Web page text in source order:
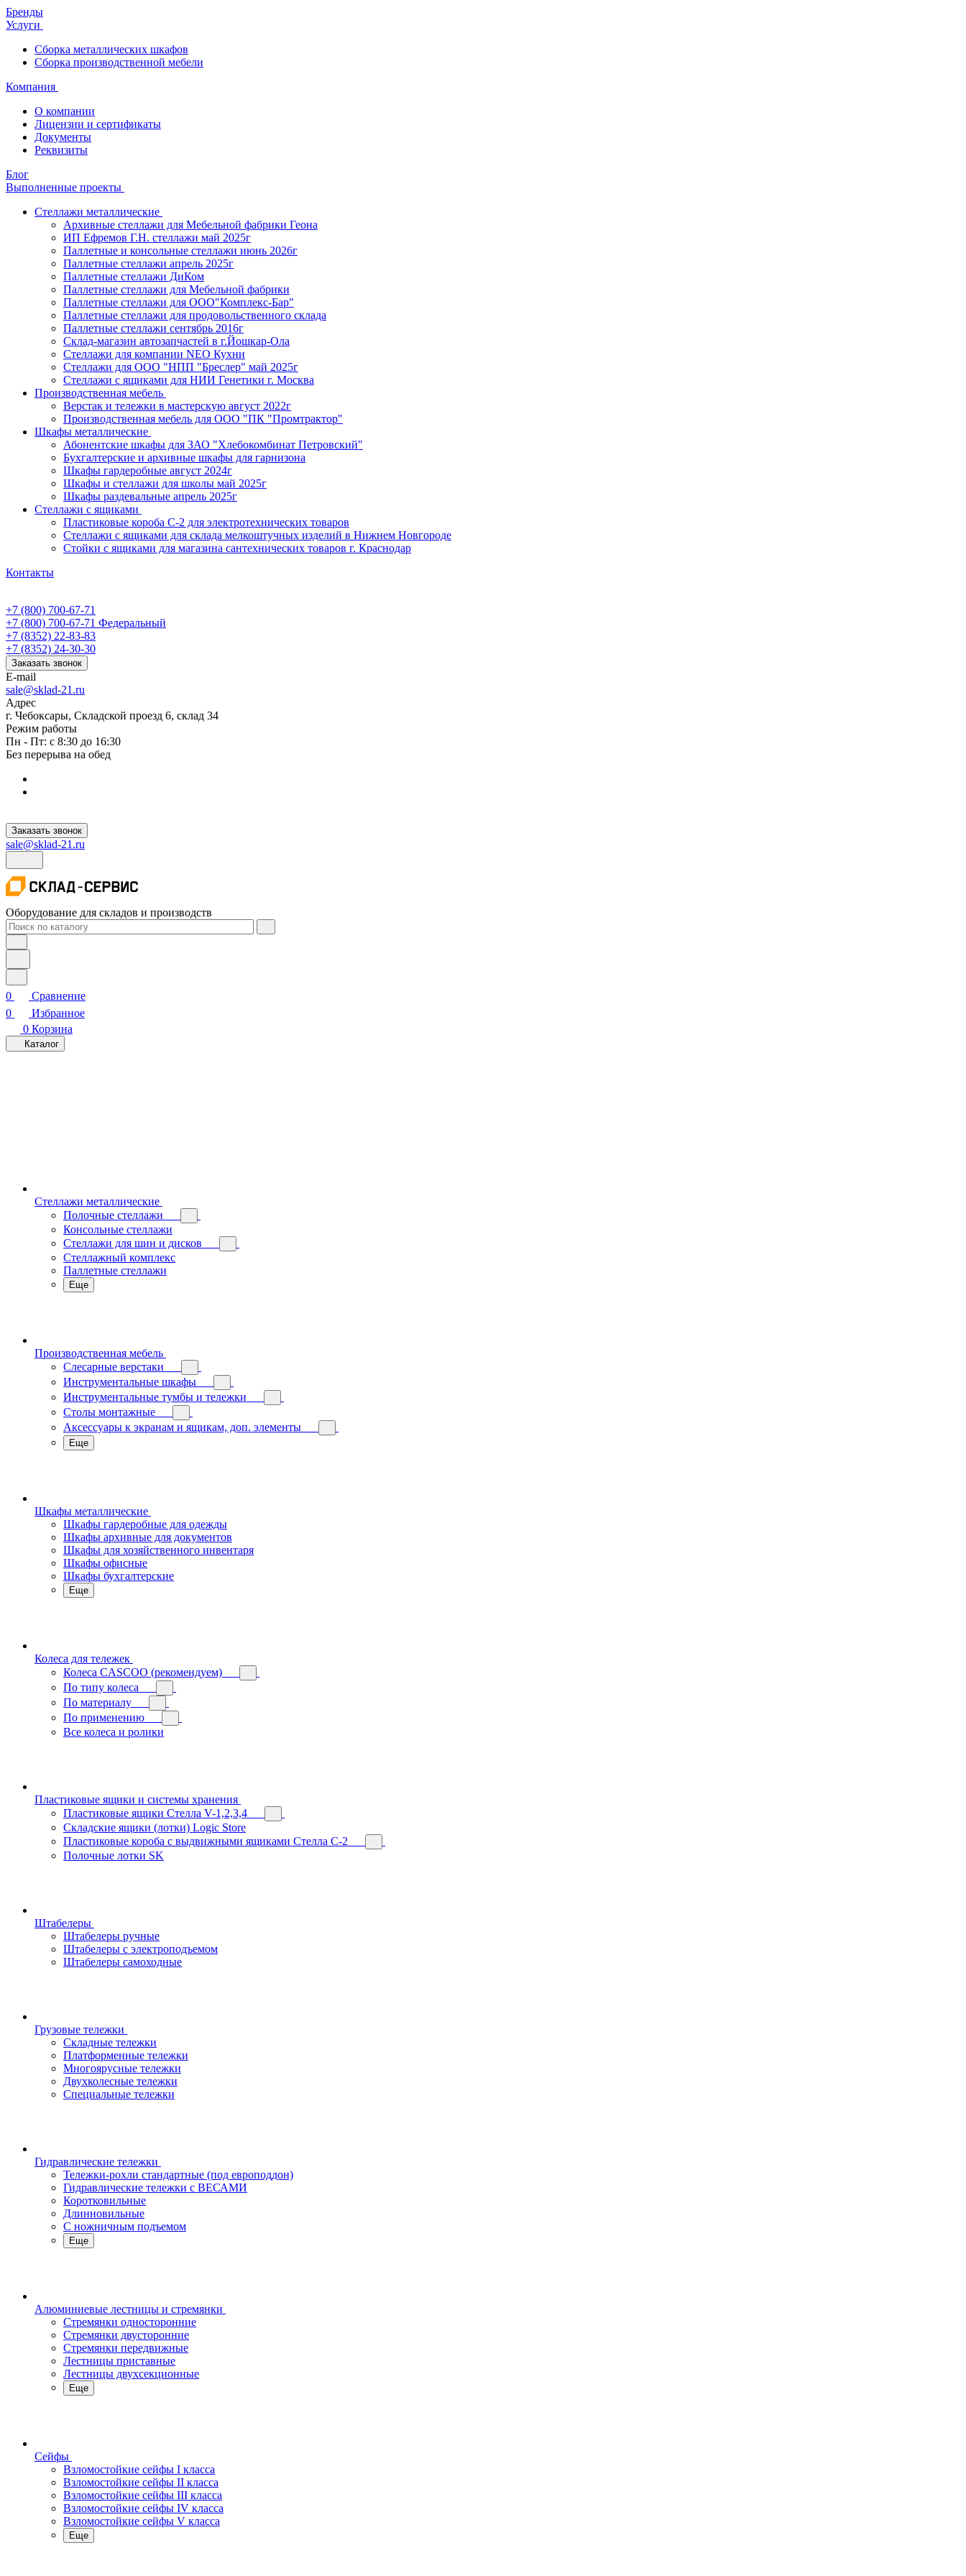
Бренды
Услуги
Сборка металлических шкафов
Сборка производственной мебели
Компания
О компании
Лицензии и сертификаты
Документы
Реквизиты
Блог
Выполненные проекты
Стеллажи металлические
Архивные стеллажи для Мебельной фабрики Геона
ИП Ефремов Г.Н. стеллажи май 2025г
Паллетные и консольные стеллажи июнь 2026г
Паллетные стеллажи апрель 2025г
Паллетные стеллажи ДиКом
Паллетные стеллажи для Мебельной фабрики
Паллетные стеллажи для ООО"Комплекс-Бар"
Паллетные стеллажи для продовольственного склада
Паллетные стеллажи сентябрь 2016г
Склад-магазин автозапчастей в г.Йошкар-Ола
Стеллажи для компании NEO Кухни
Стеллажи для ООО "НПП "Бреслер" май 2025г
Стеллажи с ящиками для НИИ Генетики г. Москва
Производственная мебель
Верстак и тележки в мастерскую август 2022г
Производственная мебель для ООО "ПК "Промтрактор"
Шкафы металлические
Абонентские шкафы для ЗАО "Хлебокомбинат Петровский"
Бухгалтерские и архивные шкафы для гарнизона
Шкафы гардеробные август 2024г
Шкафы и стеллажи для школы май 2025г
Шкафы раздевальные апрель 2025г
Стеллажи с ящиками
Пластиковые короба С-2 для электротехнических товаров
Стеллажи с ящиками для склада мелкоштучных изделий в Нижнем Новгороде
Стойки с ящиками для магазина сантехнических товаров г. Краснодар
Контакты
+7 (800) 700-67-71
+7 (800) 700-67-71 Федеральный
+7 (8352) 22-83-83
+7 (8352) 24-30-30
Заказать звонок
E-mail
sale@sklad-21.ru
Адрес
г. Чебоксары, Складской проезд 6, склад 34
Режим работы
Пн - Пт: с 8:30 до 16:30
Без перерыва на обед
Заказать звонок
sale@sklad-21.ru
Оборудование для складов и производств
0
Сравнение
0
Избранное
0 Корзина
Каталог
Стеллажи металлические
Полочные стеллажи
Консольные стеллажи
Стеллажи для шин и дисков
Стеллажный комплекс
Паллетные стеллажи
Еще
Производственная мебель
Слесарные верстаки
Инструментальные шкафы
Инструментальные тумбы и тележки
Столы монтажные
Аксессуары к экранам и ящикам, доп. элементы
Еще
Шкафы металлические
Шкафы гардеробные для одежды
Шкафы архивные для документов
Шкафы для хозяйственного инвентаря
Шкафы офисные
Шкафы бухгалтерские
Еще
Колеса для тележек
Колеса CASCOO (рекомендуем)
По типу колеса
По материалу
По применению
Все колеса и ролики
Пластиковые ящики и системы хранения
Пластиковые ящики Стелла V-1,2,3,4
Складские ящики (лотки) Logiс Store
Пластиковые короба с выдвижными ящиками Стелла С-2
Полочные лотки SK
Штабелеры
Штабелеры ручные
Штабелеры с электроподъемом
Штабелеры самоходные
Грузовые тележки
Складные тележки
Платформенные тележки
Многоярусные тележки
Двухколесные тележки
Специальные тележки
Гидравлические тележки
Тележки-рохли стандартные (под европоддон)
Гидравлические тележки с ВЕСАМИ
Коротковильные
Длинновильные
С ножничным подъемом
Еще
Алюминиевые лестницы и стремянки
Стремянки односторонние
Стремянки двусторонние
Стремянки передвижные
Лестницы приставные
Лестницы двухсекционные
Еще
Сейфы
Взломостойкие сейфы I класса
Взломостойкие сейфы II класса
Взломостойкие сейфы III класса
Взломостойкие сейфы IV класса
Взломостойкие сейфы V класса
Еще